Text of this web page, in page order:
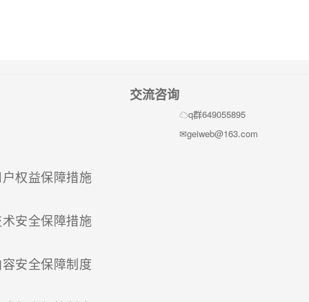
交流咨询
q群649055895
geiweb@163.com
权益保障措施(current)
安全保障措施(current)
安全保障制度